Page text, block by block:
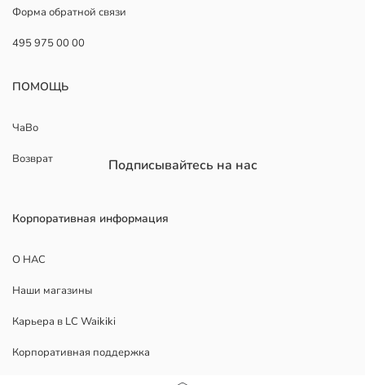
Форма обратной связи
495 975 00 00
ПОМОЩЬ
ЧаВо
Возврат
Корпоративная информация
О НАС
Наши магазины
Карьера в LC Waikiki
Корпоративная поддержка
Подписывайтесь на нас